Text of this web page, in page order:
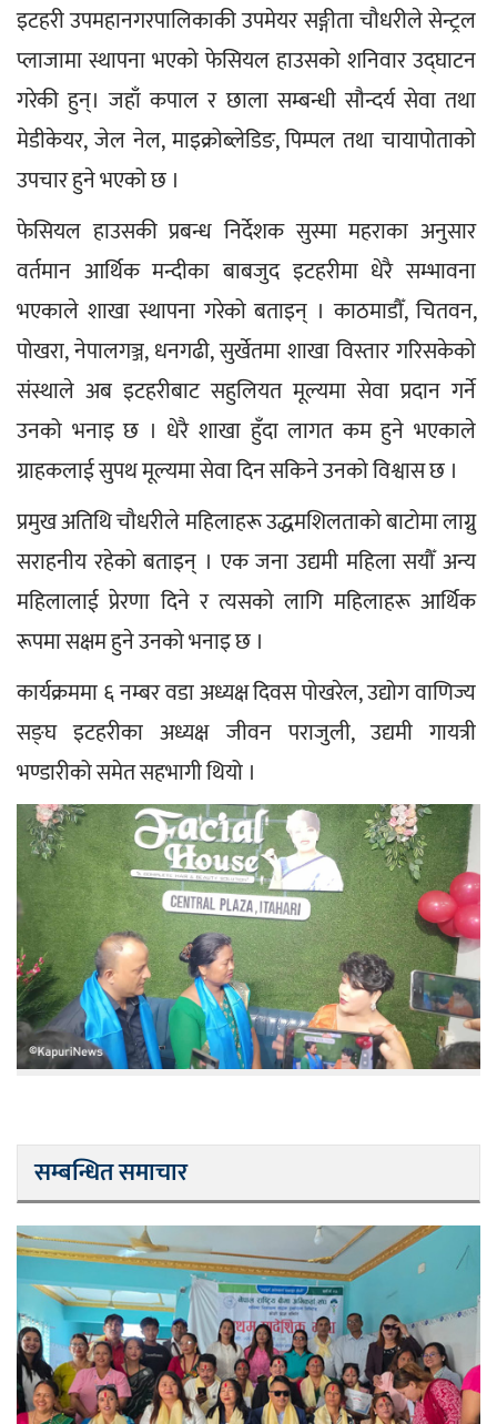
इटहरी उपमहानगरपालिकाकी उपमेयर सङ्गीता चौधरीले सेन्ट्रल
प्लाजामा स्थापना भएको फेसियल हाउसको शनिवार उद्घाटन
गरेकी हुन्। जहाँ कपाल र छाला सम्बन्धी सौन्दर्य सेवा तथा
मेडीकेयर, जेल नेल, माइक्रोब्लेडिङ, पिम्पल तथा चायापोताको
उपचार हुने भएको छ ।
फेसियल हाउसकी प्रबन्ध निर्देशक सुस्मा महराका अनुसार
वर्तमान आर्थिक मन्दीका बाबजुद इटहरीमा धेरै सम्भावना
भएकाले शाखा स्थापना गरेको बताइन् । काठमाडौँ, चितवन,
पोखरा, नेपालगञ्ज, धनगढी, सुर्खेतमा शाखा विस्तार गरिसकेको
संस्थाले अब इटहरीबाट सहुलियत मूल्यमा सेवा प्रदान गर्ने
उनको भनाइ छ । धेरै शाखा हुँदा लागत कम हुने भएकाले
ग्राहकलाई सुपथ मूल्यमा सेवा दिन सकिने उनको विश्वास छ ।
प्रमुख अतिथि चौधरीले महिलाहरू उद्धमशिलताको बाटोमा लाग्नु
सराहनीय रहेको बताइन् । एक जना उद्यमी महिला सयौँ अन्य
महिलालाई प्रेरणा दिने र त्यसको लागि महिलाहरू आर्थिक
रूपमा सक्षम हुने उनको भनाइ छ ।
कार्यक्रममा ६ नम्बर वडा अध्यक्ष दिवस पोखरेल, उद्योग वाणिज्य
सङ्घ इटहरीका अध्यक्ष जीवन पराजुली, उद्यमी गायत्री
भण्डारीको समेत सहभागी थियो ।
सम्बन्धित समाचार